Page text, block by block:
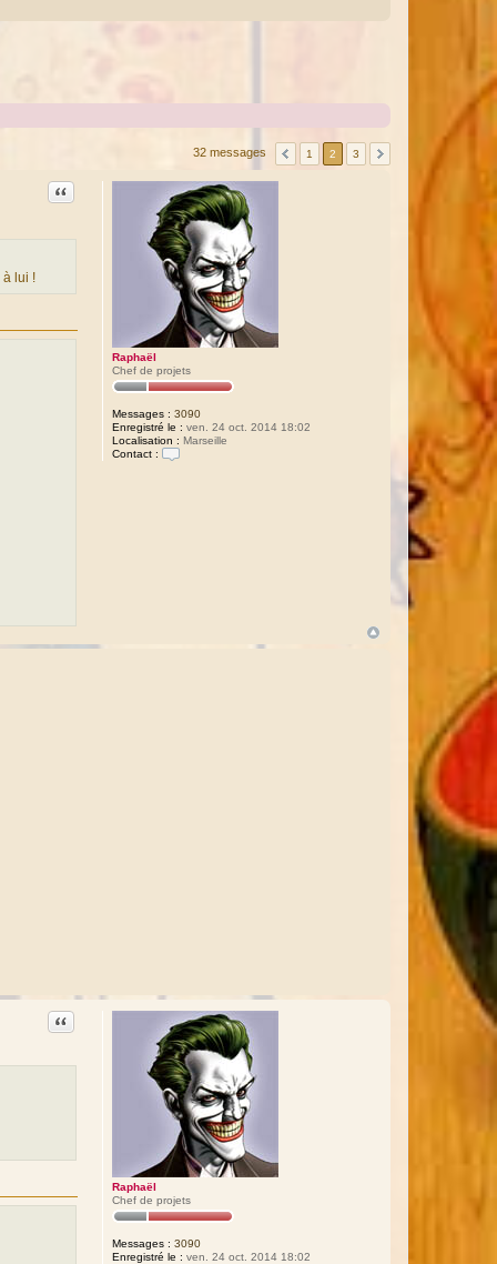
32 messages 1 2 3
Raphaël
Chef de projets
Messages : 3090
Enregistré le : ven. 24 oct. 2014 18:02
Localisation : Marseille
Contact :
Citation
à lui !
Raphaël
Chef de projets
Messages : 3090
Enregistré le : ven. 24 oct. 2014 18:02
Citation